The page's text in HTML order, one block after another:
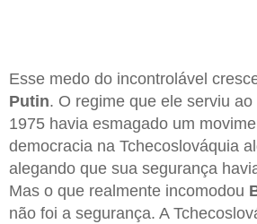
Esse medo do incontrolável
Putin. O regime que ele serviu
1975 havia esmagado um
democracia na Tchecoslováquia
alegando que sua segurança
Mas o que realmente incomodou
não foi a segurança. A